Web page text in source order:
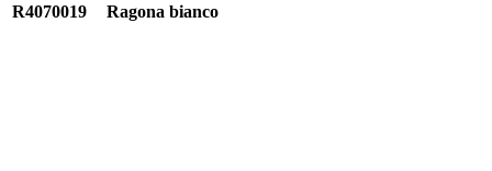
R4070019 Ragona bianco